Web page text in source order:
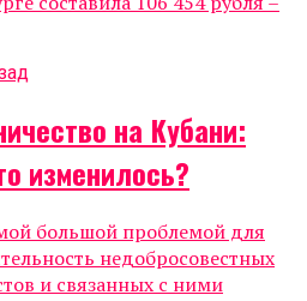
на Кубани:
изменилось?
большой проблемой для
недобросовестных
и связанных с ними